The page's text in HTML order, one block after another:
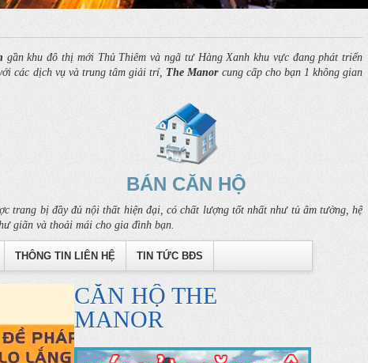
gần khu đô thị mới Thủ Thiêm và ngã tư Hàng Xanh khu vực đang phát triển
các dịch vụ và trung tâm giải trí, The Manorcung cấp cho bạn 1 không gian
BÁN CĂN HỘ
trang bị đầy đủ nội thất hiện đại, có chất lượng tốt nhất như tủ âm tường, hệ
giãn và thoải mái cho gia đình bạn.
THÔNG TIN LIÊN HỆ TIN TỨC BĐS
CĂN HỘ THE
MANOR